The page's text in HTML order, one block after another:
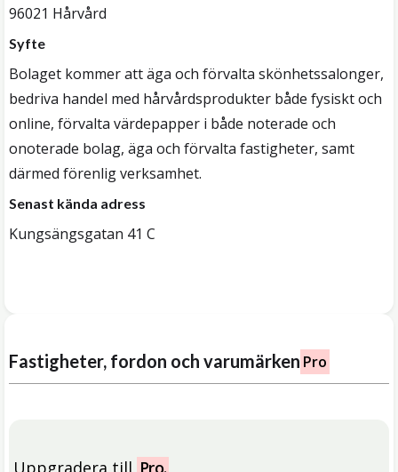
96021 Hårvård
Syfte
Bolaget kommer att äga och förvalta skönhetssalonger,
bedriva handel med hårvårdsprodukter både fysiskt och
online, förvalta värdepapper i både noterade och
onoterade bolag, äga och förvalta fastigheter, samt
därmed förenlig verksamhet.
Senast kända adress
Kungsängsgatan 41 C
Fastigheter, fordon och varumärken Pro
Uppgradera till Pro.